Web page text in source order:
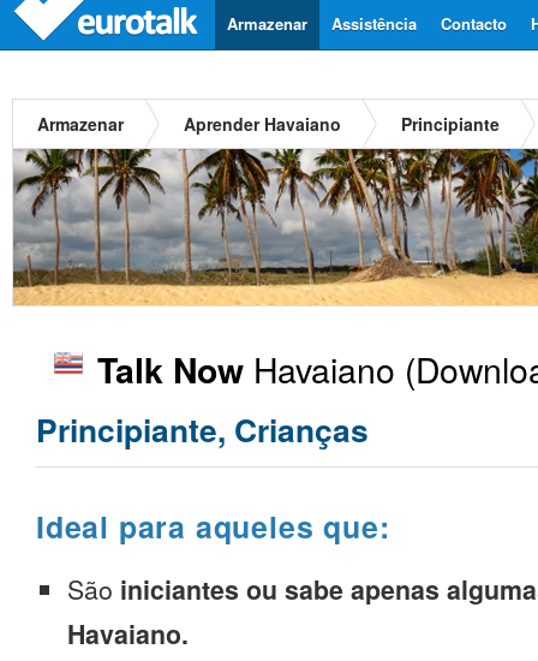
Contacto
Assistência
Armazenar
Armazenar Aprender Havaiano Principiante
Talk Now Havaiano
Principiante, Crianças
Ideal para aqueles que:
São iniciantes ou sabe apenas
Havaiano.